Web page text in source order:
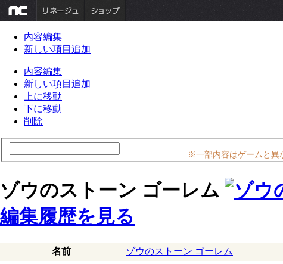
内容編集
新しい項目追加
内容編集
新しい項目追加
上に移動
下に移動
削除
※一部内容はゲームと異
ゾウのストーン ゴーレム
編集履歴を見る
名前
ゾウのストーン ゴーレム